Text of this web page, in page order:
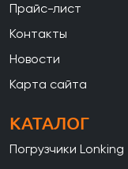
Прайс-лист
Контакты
Новости
Карта сайта
КАТАЛОГ
Погрузчики Lonking